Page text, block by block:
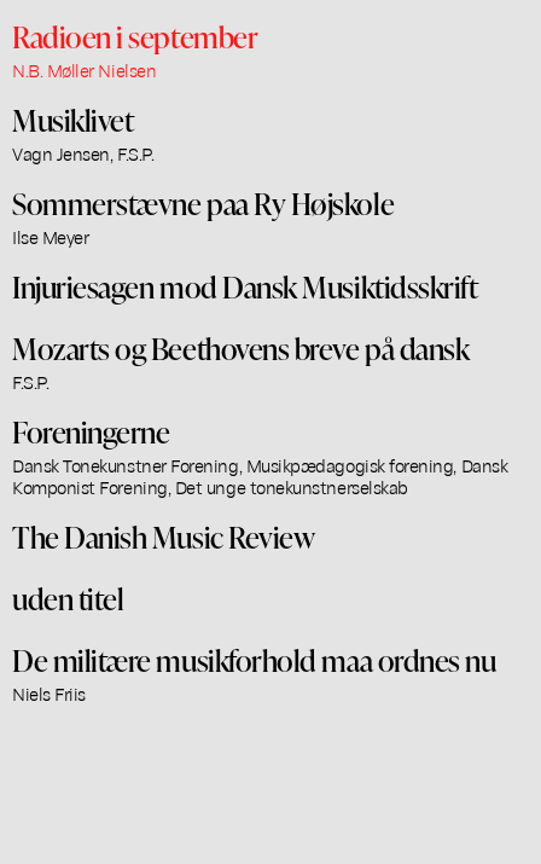
Radioen i september
N.B. Møller Nielsen
Musiklivet
Vagn Jensen, F.S.P.
Sommerstævne paa Ry Højskole
Ilse Meyer
Injuriesagen mod Dansk Musiktidsskrift
Mozarts og Beethovens breve på dansk
F.S.P.
Foreningerne
Dansk Tonekunstner Forening, Musikpædagogisk forening, Dansk
Komponist Forening, Det unge tonekunstnerselskab
The Danish Music Review
uden titel
De militære musikforhold maa ordnes nu
Niels Friis